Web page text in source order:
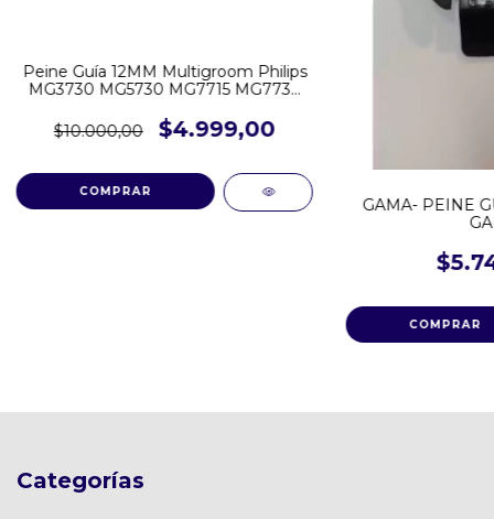
Peine Guía 12MM Multigroom Philips
MG3730 MG5730 MG7715 MG7730
$10.000,00
$4.999,00
GAMA- PEINE
Categorías